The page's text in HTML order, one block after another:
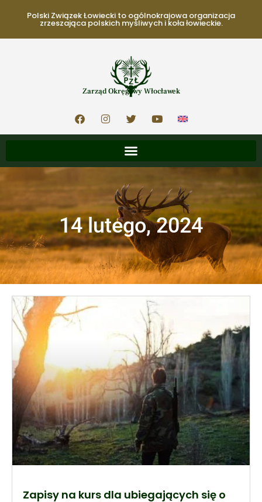
Polski Związek Łowiecki to ogólnokrajowa organizacja
zrzeszająca polskich myśliwych i koła łowieckie.
Zarząd Okręgowy Włocławek
14 lutego, 2024
Zapisy na kurs dla ubiegających się o